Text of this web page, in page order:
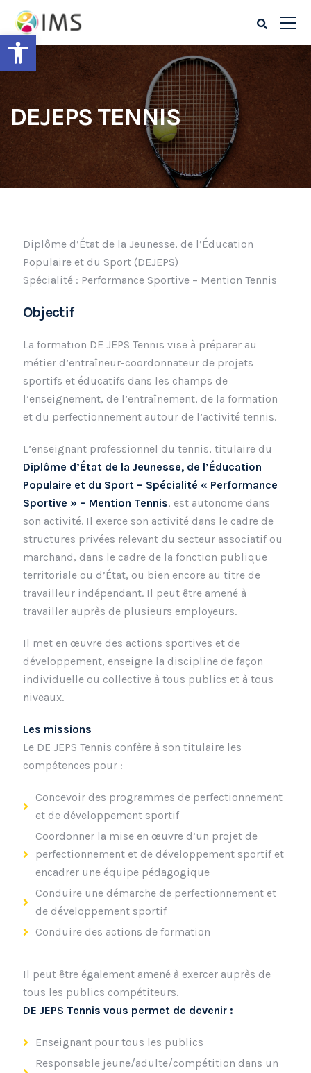
Ouvrir la barre d’outils
DEJEPS TENNIS
Diplôme d’État de la Jeunesse, de l’Éducation
Populaire et du Sport (DEJEPS)
Spécialité : Performance Sportive – Mention Tennis
Objectif
La formation DE JEPS Tennis vise à préparer au
métier d’entraîneur-coordonnateur de projets
sportifs et éducatifs dans les champs de
l’enseignement, de l’entraînement, de la formation
et du perfectionnement autour de l’activité tennis.
L’enseignant professionnel du tennis, titulaire du
Diplôme d’État de la Jeunesse, de l’Éducation
Populaire et du Sport – Spécialité « Performance
Sportive » – Mention Tennis, est autonome dans
son activité. Il exerce son activité dans le cadre de
structures privées relevant du secteur associatif ou
marchand, dans le cadre de la fonction publique
territoriale ou d’État, ou bien encore au titre de
travailleur indépendant. Il peut être amené à
travailler auprès de plusieurs employeurs.
Il met en œuvre des actions sportives et de
développement, enseigne la discipline de façon
individuelle ou collective à tous publics et à tous
niveaux.
Les missions
Le DE JEPS Tennis confère à son titulaire les
compétences pour :
Concevoir des programmes de perfectionnement
et de développement sportif
Coordonner la mise en œuvre d’un projet de
perfectionnement et de développement sportif et
encadrer une équipe pédagogique
Conduire une démarche de perfectionnement et
de développement sportif
Conduire des actions de formation
Il peut être également amené à exercer auprès de
tous les publics compétiteurs.
DE JEPS Tennis vous permet de devenir :
Enseignant pour tous les publics
Responsable jeune/adulte/compétition dans un